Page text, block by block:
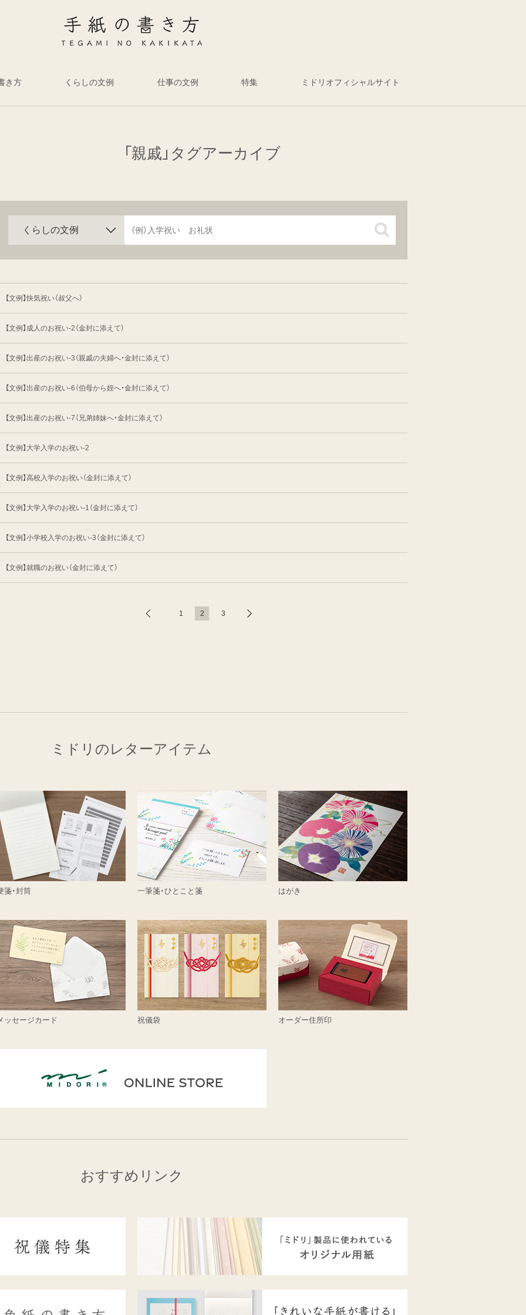
き方 くらしの文例 仕事の文例 特集 ミドリオフィシャルサイト
「親戚」タグアーカイブ
【文例】快気祝い（叔父へ）
【文例】成人のお祝い-2（金封に添えて）
【文例】出産のお祝い-3（親戚の夫婦へ・金封に添えて）
【文例】出産のお祝い-6（伯母から姪へ・金封に添えて）
【文例】出産のお祝い-7（兄弟姉妹へ・金封に添えて）
【文例】大学入学のお祝い-2
【文例】高校入学のお祝い（金封に添えて）
【文例】大学入学のお祝い-1（金封に添えて）
【文例】小学校入学のお祝い-3（金封に添えて）
【文例】就職のお祝い（金封に添えて）
1 2 3
ミドリのレターアイテム
箋・封筒 一筆箋・ひとこと箋 はがき
ッセージカード 祝儀袋 オーダー住所印
おすすめリンク